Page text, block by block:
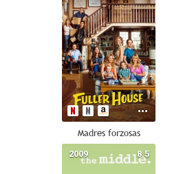
Madres forzosas
8.5
2009